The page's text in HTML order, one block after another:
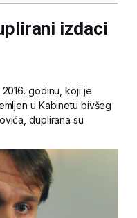
izdaci
godinu, koji je
u Kabinetu bivšeg
duplirana su